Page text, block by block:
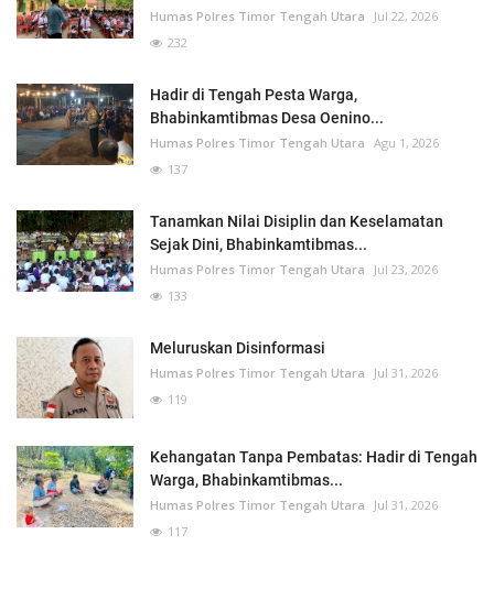
Humas Polres Timor Tengah Utara
Jul 22, 2026
232
Hadir di Tengah Pesta Warga,
Bhabinkamtibmas Desa Oenino...
Humas Polres Timor Tengah Utara Agu 1, 2026
137
Tanamkan Nilai Disiplin dan Keselamatan
Sejak Dini, Bhabinkamtibmas...
Humas Polres Timor Tengah Utara
Jul 23, 2026
133
Meluruskan Disinformasi
Humas Polres Timor Tengah Utara
Jul 31, 2026
119
Kehangatan Tanpa Pembatas: Hadir di Tengah
Warga, Bhabinkamtibmas...
Humas Polres Timor Tengah Utara
Jul 31, 2026
117